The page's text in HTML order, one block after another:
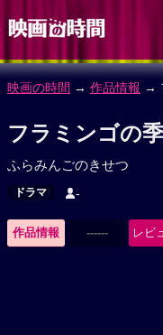
映画の時間 → 作品情報 →
フラミンゴの
ふらみんごのきせつ
ドラマ -
作品情報 ------ レビ